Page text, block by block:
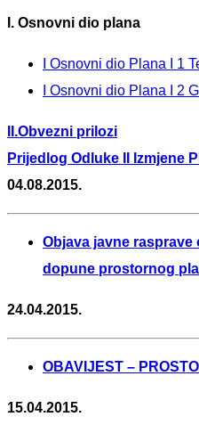
I. Osnovni dio plana
I Osnovni dio Plana I 1
I Osnovni dio Plana I 2
II.Obvezni prilozi
Prijedlog Odluke II Izmjene
04.08.2015.
Objava javne rasprave
dopune prostornog
24.04.2015.
OBAVIJEST –
15.04.2015.